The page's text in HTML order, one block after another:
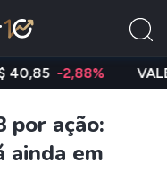
-2,88% VALE3
por ação:
ainda em